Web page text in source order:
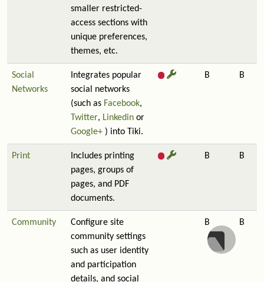
smaller restricted-
access sections with
unique preferences,
themes, etc.
Social
Networks
Integrates popular
social networks
(such as Facebook,
Twitter, Linkedin or
Google+ ) into Tiki.
B B
Print
Includes printing
pages, groups of
pages, and PDF
documents.
B B
Community
Configure site
community settings
such as user identity
and participation
details, and social
B B